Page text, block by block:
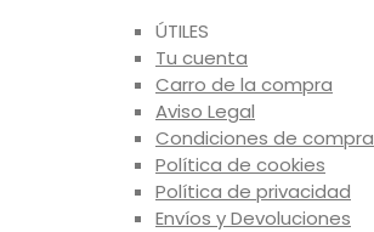
ÚTILES
Tu cuenta
Carro de la compra
Aviso Legal
Condiciones de compra
Política de cookies
Política de privacidad
Envíos y Devoluciones